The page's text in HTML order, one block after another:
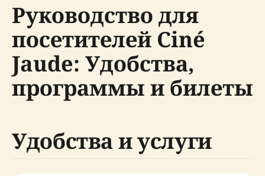
Руководство для
посетителей Ciné
Jaude: Удобства,
программы и билеты
Удобства и услуги